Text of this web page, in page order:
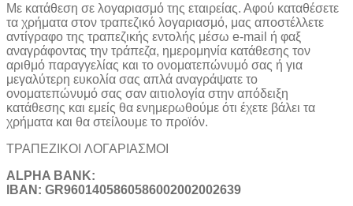
Με κατάθεση σε λογαριασμό της εταιρείας. Αφού καταθέσετε
τα χρήματα στον τραπεζικό λογαριασμό, μας αποστέλλετε
αντίγραφο της τραπεζικής εντολής μέσω e-mail ή φαξ
αναγράφοντας την τράπεζα, ημερομηνία κατάθεσης τον
αριθμό παραγγελίας και το ονοματεπώνυμό σας ή για
μεγαλύτερη ευκολία σας απλά αναγράψατε το
ονοματεπώνυμό σας σαν αιτιολογία στην απόδειξη
κατάθεσης και εμείς θα ενημερωθούμε ότι έχετε βάλει τα
χρήματα και θα στείλουμε το προϊόν.
ΤΡΑΠΕΖΙΚOI ΛΟΓΑΡΙΑΣΜΟΙ
ALPHA BANK:
IBAN: GR9601405860586002002002639